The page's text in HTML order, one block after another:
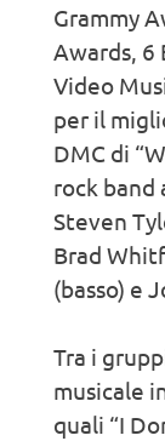
Grammy
Awards, 6
Video
per il
DMC di
rock band
Steven
Brad
(basso) e
Tra i
musicale
quali “I